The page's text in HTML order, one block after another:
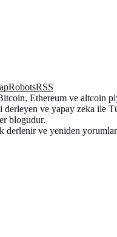
RobotsRSS
Ethereum ve altcoin
derleyen ve yapay zeka ile
blogudur.
derlenir ve yeniden